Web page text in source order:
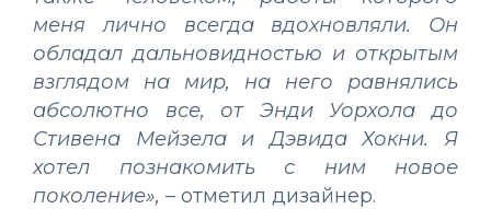
меня лично всегда вдохновляли. Он
обладал дальновидностью и открытым
взглядом на мир, на него равнялись
абсолютно все, от Энди Уорхола до
Стивена Мейзела и Дэвида Хокни. Я
хотел познакомить с ним новое
поколение», – отметил дизайнер.